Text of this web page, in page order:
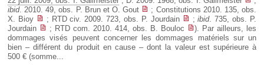
ibid. 2010. 49, obs. P. Brun et O. Gout
; Constitutions 2010. 135, obs.
X. Bioy
; RTD civ. 2009. 723, obs. P. Jourdain ;ibid. 735, obs. P.
Jourdain
; RTD com. 2010. 414, obs. B. Bouloc
). Par ailleurs, les
dommages visés peuvent concerner les dommages matériels sur un
bien – différent du produit en cause – dont la valeur est supérieure à
500 € (somme...